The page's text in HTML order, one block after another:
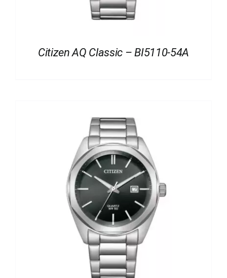
Citizen AQ Classic – BI5110-54A